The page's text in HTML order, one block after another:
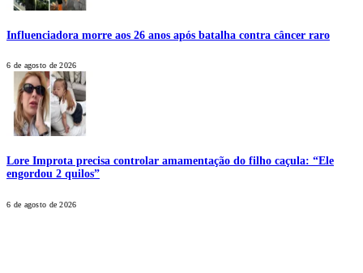
Influenciadora morre aos 26 anos após batalha contra câncer raro
6 de agosto de 2026
Lore Improta precisa controlar amamentação do filho caçula: “Ele
engordou 2 quilos”
6 de agosto de 2026